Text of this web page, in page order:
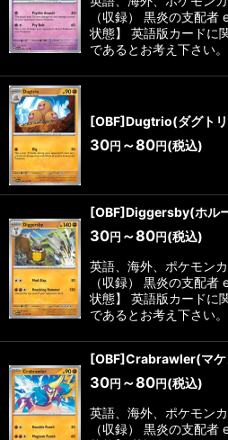
（収録） 黒炎の支配
状態】 英語版カードに
であるとお考え下さい
[OBF]Dugtrio(ダグト
30円 ～80円(税込)
[OBF]Diggersby(ホル
30円 ～80円 (税込)
英語、海外、ポケモン
（収録） 黒炎の支配
状態】 英語版カードに
であるとお考え下さい
[OBF]Crabrawler(マ
30円 ～80円 (税込)
英語、海外、ポケモン
（収録） 黒炎の支配